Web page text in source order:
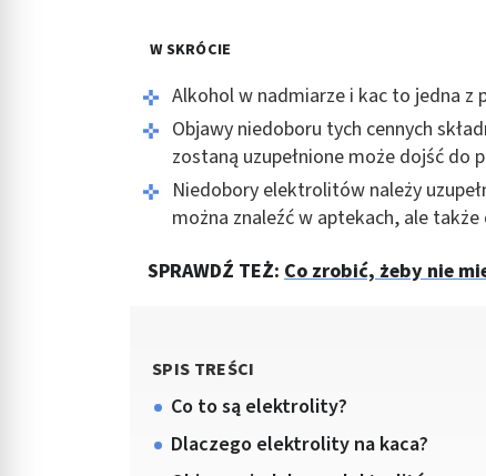
W SKRÓCIE
Alkohol w nadmiarze i kac to jedna
Objawy niedoboru tych cennych
zostaną uzupełnione może dojść do
Niedobory elektrolitów należy
można znaleźć w aptekach, ale
SPRAWDŹ TEŻ: Co zrobić, żeby nie
SPIS TREŚCI
Co to są elektrolity?
Dlaczego elektrolity na kaca?